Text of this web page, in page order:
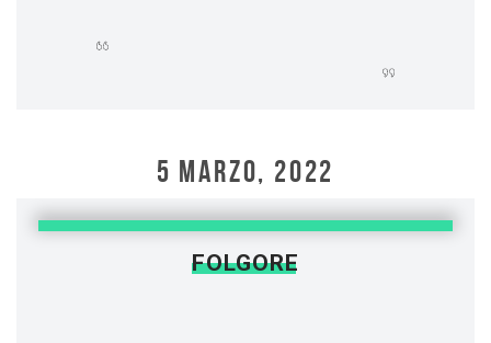
5 MARZO, 2022
FOLGORE